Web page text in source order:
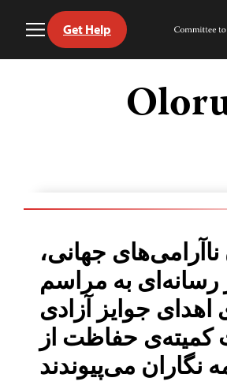
Get Help
جهانی،
رسانه‌ای به مراسم
اهدای جوایز آزادی
کمیته‌ی حفاظت از
نگاران می‌پیوندند